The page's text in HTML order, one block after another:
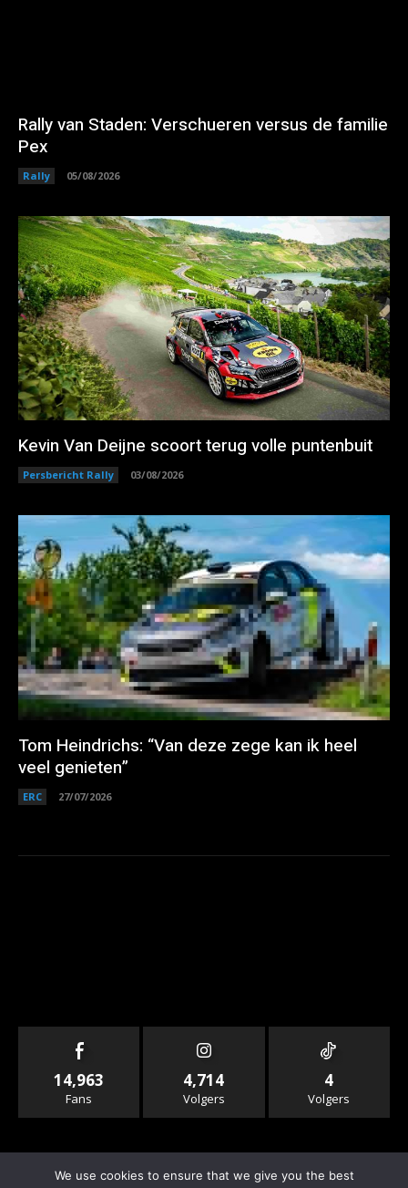
Rally van Staden: Verschueren versus de familie
Pex
Rally 05/08/2026
Kevin Van Deijne scoort terug volle puntenbuit
Persbericht Rally 03/08/2026
Tom Heindrichs: “Van deze zege kan ik heel
veel genieten”
ERC 27/07/2026
14,963
Fans
4,714
Volgers
4
Volgers
We use cookies to ensure that we give you the best